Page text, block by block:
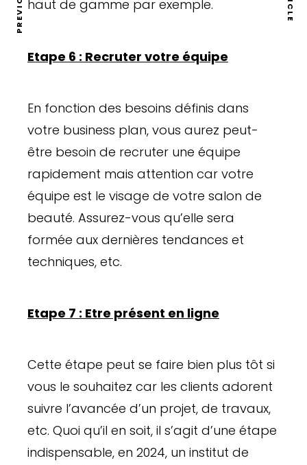
haut de gamme par exemple.
Etape 6 : Recruter votre équipe
En fonction des besoins définis dans
votre business plan, vous aurez peut-
être besoin de recruter une équipe
rapidement mais attention car votre
équipe est le visage de votre salon de
beauté. Assurez-vous qu’elle sera
formée aux dernières tendances et
techniques, etc.
Etape 7 : Etre présent en ligne
Cette étape peut se faire bien plus tôt si
vous le souhaitez car les clients adorent
suivre l’avancée d’un projet, de travaux,
etc. Quoi qu’il en soit, il s’agit d’une étape
indispensable, en 2024, un institut de